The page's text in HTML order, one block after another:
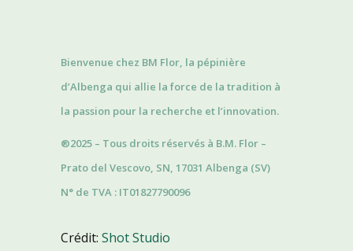
Bienvenue chez BM Flor, la pépinière
d’Albenga qui allie la force de la tradition à
la passion pour la recherche et l’innovation.
®2025 – Tous droits réservés à B.M. Flor –
Prato del Vescovo, SN, 17031 Albenga (SV)
N° de TVA : IT01827790096
Crédit:Shot Studio